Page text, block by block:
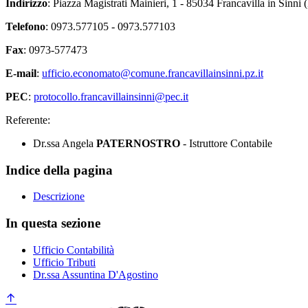
Indirizzo: Piazza Magistrati Mainieri, 1 - 85034 Francavilla in Sinni
Telefono: 0973.577105 - 0973.577103
Fax: 0973-577473
E-mail: ufficio.economato@comune.francavillainsinni.pz.it
PEC: protocollo.francavillainsinni@pec.it
Referente:
Dr.ssa Angela PATERNOSTRO - Istruttore Contabile
Indice della pagina
Descrizione
In questa sezione
Ufficio Contabilità
Ufficio Tributi
Dr.ssa Assuntina D'Agostino